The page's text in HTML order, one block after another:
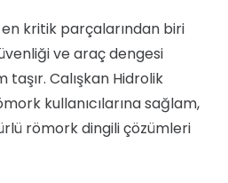
kritik parçalarından biri
ve araç dengesi
taşır. Calışkan Hidrolik
kullanıcılarına sağlam,
römork dingili çözümleri